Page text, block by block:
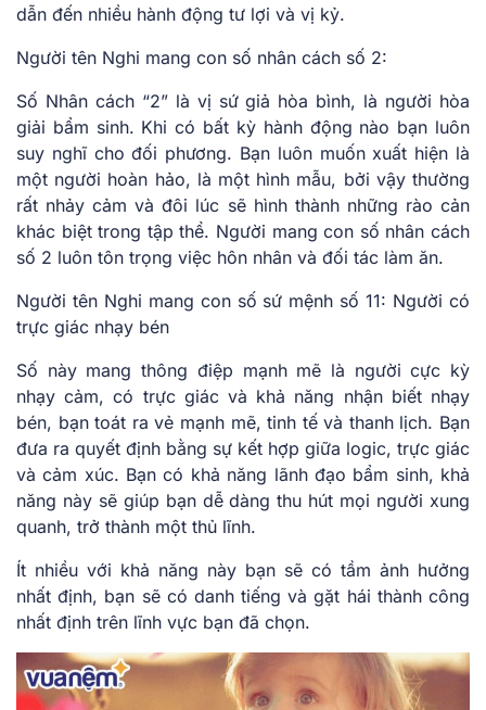
dẫn đến nhiều hành động tư lợi và vị kỷ.
Người tên Nghi mang con số nhân cách số 2:
Số Nhân cách “2” là vị sứ giả hòa bình, là người hòa
giải bẩm sinh. Khi có bất kỳ hành động nào bạn luôn
suy nghĩ cho đối phương. Bạn luôn muốn xuất hiện là
một người hoàn hảo, là một hình mẫu, bởi vậy thường
rất nhảy cảm và đôi lúc sẽ hình thành những rào cản
khác biệt trong tập thể. Người mang con số nhân cách
số 2 luôn tôn trọng việc hôn nhân và đối tác làm ăn.
Người tên Nghi mang con số sứ mệnh số 11: Người có
trực giác nhạy bén
Số này mang thông điệp mạnh mẽ là người cực kỳ
nhạy cảm, có trực giác và khả năng nhận biết nhạy
bén, bạn toát ra vẻ mạnh mẽ, tinh tế và thanh lịch. Bạn
đưa ra quyết định bằng sự kết hợp giữa logic, trực giác
và cảm xúc. Bạn có khả năng lãnh đạo bẩm sinh, khả
năng này sẽ giúp bạn dễ dàng thu hút mọi người xung
quanh, trở thành một thủ lĩnh.
Ít nhiều với khả năng này bạn sẽ có tầm ảnh hưởng
nhất định, bạn sẽ có danh tiếng và gặt hái thành công
nhất định trên lĩnh vực bạn đã chọn.